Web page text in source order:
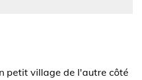
petit village de l'autre côté